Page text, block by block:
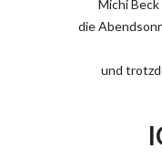
Michi
die
und